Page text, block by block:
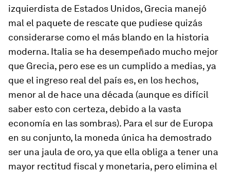
izquierdista de Estados Unidos, Grecia manejó
mal el paquete de rescate que pudiese quizás
considerarse como el más blando en la historia
moderna. Italia se ha desempeñado mucho mejor
que Grecia, pero ese es un cumplido a medias, ya
que el ingreso real del país es, en los hechos,
menor al de hace una década (aunque es difícil
saber esto con certeza, debido a la vasta
economía en las sombras). Para el sur de Europa
en su conjunto, la moneda única ha demostrado
ser una jaula de oro, ya que ella obliga a tener una
mayor rectitud fiscal y monetaria, pero elimina el